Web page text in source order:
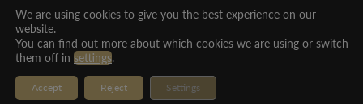
Kockutbildning
BHMS - Hotell management, företagsekonomi & kulinarisk konst
Privacy Policy
We are using cookies to give you the best experience on our
website.
You can find out more about which cookies we are using or switch
them off in settings.
Accept Reject Settings